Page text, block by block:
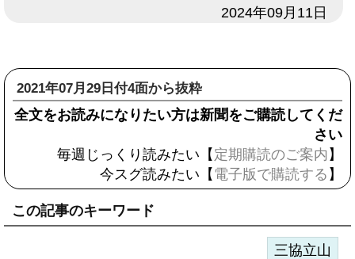
2024年09月11日
2021年07月29日付4面から抜粋
全文をお読みになりたい方は新聞をご購読してくだ
さい
毎週じっくり読みたい【 定期購読のご案内 】
今スグ読みたい【 電子版で購読する 】
この記事のキーワード
三協立山